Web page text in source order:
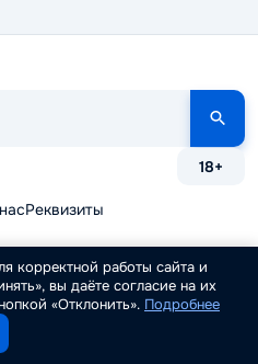
18+
Реквизиты
сайта
корректной работы сайта и
вы даёте согласие на их
«Отклонить». Подробнее